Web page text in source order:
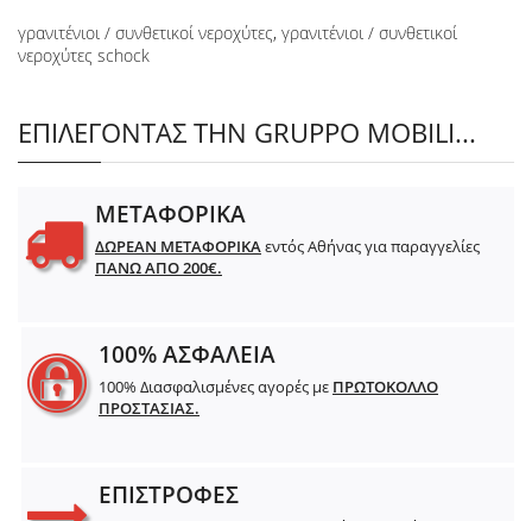
γρανιτένιοι / συνθετικοί νεροχύτες, γρανιτένιοι / συνθετικοί
νεροχύτες schock
ΕΠΙΛΕΓΟΝΤΑΣ ΤΗΝ GRUPPO MOBILI...
ΜΕΤΑΦΟΡΙΚΑ
ΔΩΡΕΑΝ ΜΕΤΑΦΟΡΙΚΑεντός Αθήνας για παραγγελίες
ΠΑΝΩ ΑΠΟ 200€.
100% ΑΣΦΑΛΕΙΑ
100% Διασφαλισμένες αγορές με ΠΡΩΤΟΚΟΛΛΟ
ΠΡΟΣΤΑΣΙΑΣ.
ΕΠΙΣΤΡΟΦΕΣ